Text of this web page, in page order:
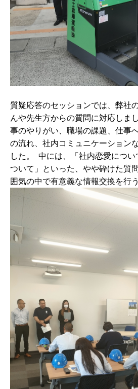
質疑応答のセッションでは、弊社
んや先生方からの質問に対応しま
事のやりがい、職場の課題、仕事
の流れ、社内コミュニケーション
した。
中には、「社内恋愛につ
ついて」といった、やや砕けた質
囲気の中で有意義な情報交換を行